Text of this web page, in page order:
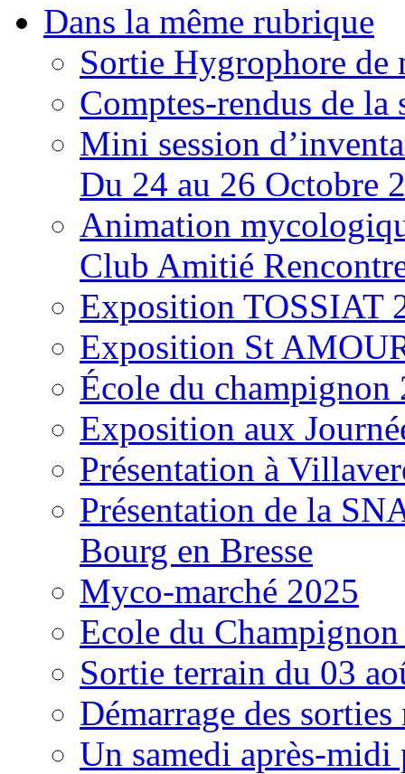
Dans la même rubrique
Sortie Hygrophore de
Comptes-rendus de
Mini session
Du 24 au 26 Octobre
Animation
Club Amitié
Exposition TOSSIAT
Exposition St
École du champignon
Exposition aux
Présentation à
Présentation de la
Bourg en Bresse
Myco-marché 2025
Ecole du
Sortie terrain du 03
Démarrage des
Un samedi après-